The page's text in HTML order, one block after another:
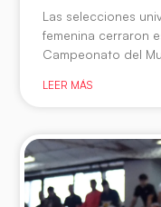
Las selecciones
femenina cerraron
Campeonato del
LEER MÁS